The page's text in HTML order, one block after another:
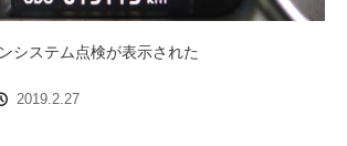
システム点検が表示された
2019.2.27